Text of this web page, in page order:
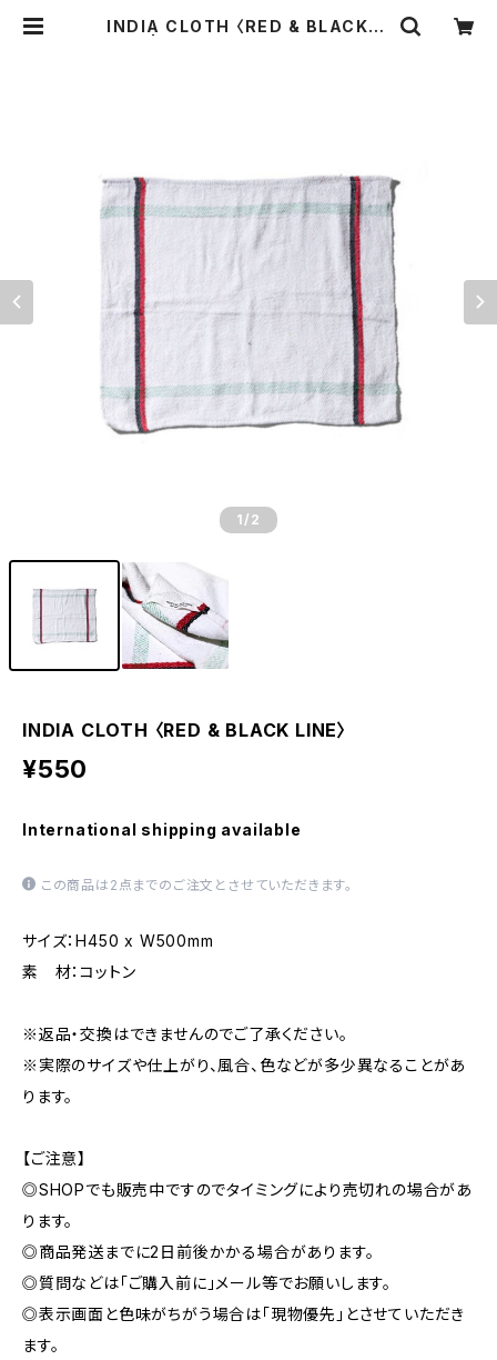
INDIA CLOTH 〈RED & BLACK LI
1 /2
INDIA CLOTH 〈RED & BLACK LINE〉
¥550
International shipping available
この商品は2点までのご注文とさせていただきます。
サイズ：H450 x W500mm
素 材：コットン
※返品・交換はできませんのでご了承ください。
※実際のサイズや仕上がり、風合、色などが多少異なることがあ
ります。
【ご注意】
◎SHOPでも販売中ですのでタイミングにより売切れの場合があ
ります。
◎商品発送までに2日前後かかる場合があります。
◎質問などは「ご購入前に」メール等でお願いします。
◎表示画面と色味がちがう場合は「現物優先」とさせていただき
ます。